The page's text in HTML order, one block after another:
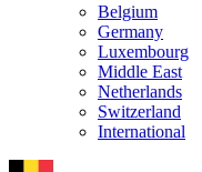
Belgium
Germany
Luxembourg
Middle East
Netherlands
Switzerland
International